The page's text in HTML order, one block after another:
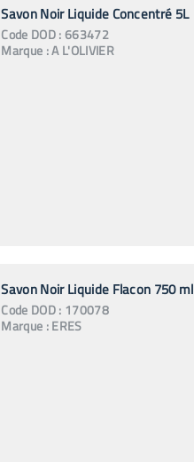
Savon Noir Liquide Concentré 5L
Code DOD:663472
Marque :A L'OLIVIER
Savon Noir Liquide Flacon 750 ml
Code DOD: 170078
Marque :ERES